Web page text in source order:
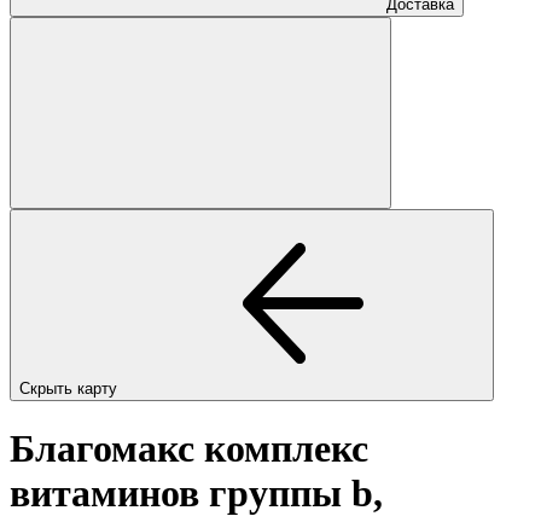
Доставка
Скрыть карту
Благомакс комплекс
витаминов группы b,